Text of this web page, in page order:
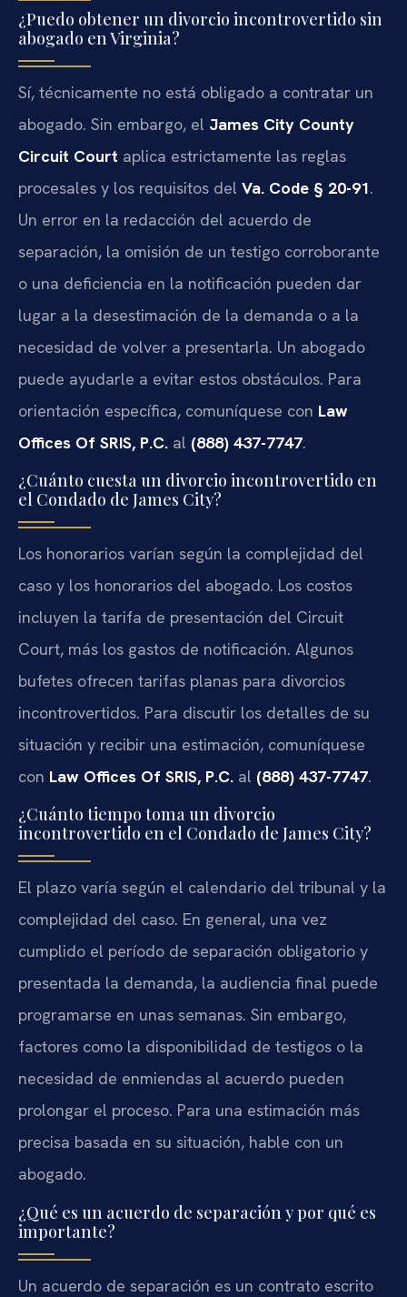
¿Puedo obtener un divorcio incontrovertido sin
abogado en Virginia?
Sí, técnicamente no está obligado a contratar un
abogado. Sin embargo, el James City County
Circuit Court aplica estrictamente las reglas
procesales y los requisitos del Va. Code § 20-91.
Un error en la redacción del acuerdo de
separación, la omisión de un testigo corroborante
o una deficiencia en la notificación pueden dar
lugar a la desestimación de la demanda o a la
necesidad de volver a presentarla. Un abogado
puede ayudarle a evitar estos obstáculos. Para
orientación específica, comuníquese con Law
Offices Of SRIS, P.C. al (888) 437-7747.
¿Cuánto cuesta un divorcio incontrovertido en
el Condado de James City?
Los honorarios varían según la complejidad del
caso y los honorarios del abogado. Los costos
incluyen la tarifa de presentación del Circuit
Court, más los gastos de notificación. Algunos
bufetes ofrecen tarifas planas para divorcios
incontrovertidos. Para discutir los detalles de su
situación y recibir una estimación, comuníquese
con Law Offices Of SRIS, P.C. al (888) 437-7747.
¿Cuánto tiempo toma un divorcio
incontrovertido en el Condado de James City?
El plazo varía según el calendario del tribunal y la
complejidad del caso. En general, una vez
cumplido el período de separación obligatorio y
presentada la demanda, la audiencia final puede
programarse en unas semanas. Sin embargo,
factores como la disponibilidad de testigos o la
necesidad de enmiendas al acuerdo pueden
prolongar el proceso. Para una estimación más
precisa basada en su situación, hable con un
abogado.
¿Qué es un acuerdo de separación y por qué es
importante?
Un acuerdo de separación es un contrato escrito